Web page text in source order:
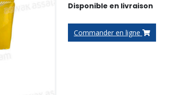
Disponible en livraison
Commander en ligne